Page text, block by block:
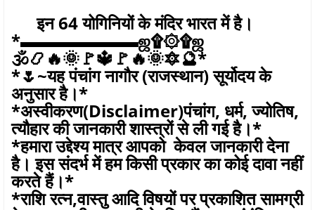
इन 64 योगिनियों के मंदिर भारत में है।
*▬▬▬▬▬▬▬ஜ۩۞۩ஜ
🕉️📿🔥🌞🚩🔱🚩🔥🌞🔯🔮*
*🌷~यह पंचांग नागौर (राजस्थान) सूर्योदय के
अनुसार है।*
*अस्वीकरण(Disclaimer)पंचांग, धर्म, ज्योतिष,
त्यौहार की जानकारी शास्त्रों से ली गई है।*
*हमारा उद्देश्य मात्र आपको केवल जानकारी देना
है। इस संदर्भ में हम किसी प्रकार का कोई दावा नहीं
करते हैं।*
*राशि रत्न,वास्तु आदि विषयों पर प्रकाशित सामग्री